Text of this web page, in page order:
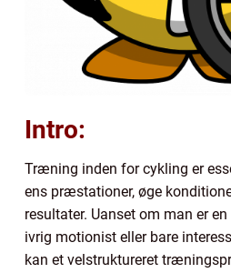
Intro:
Træning inden for cykling er
ens præstationer, øge
resultater. Uanset om man er
ivrig motionist eller bare
kan et velstruktureret